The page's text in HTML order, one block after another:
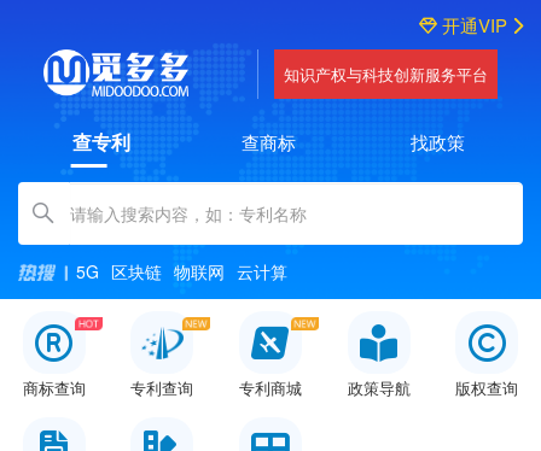
开通VIP
知识产权与科技创新服务平台
查专利 查商标 找政策
Amount (in dollars)
5G 区块链 物联网 云计算
商标查询 专利查询 专利商城 政策导航 版权查询